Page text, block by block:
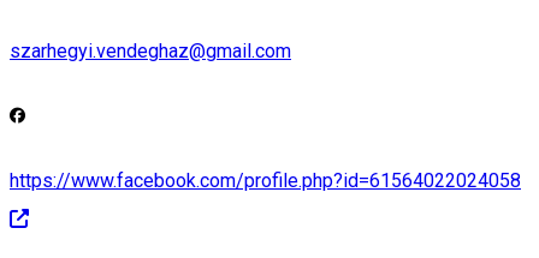
szarhegyi.vendeghaz@gmail.com
https://www.facebook.com/profile.php?id=61564022024058